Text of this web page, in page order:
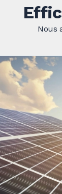
Nous